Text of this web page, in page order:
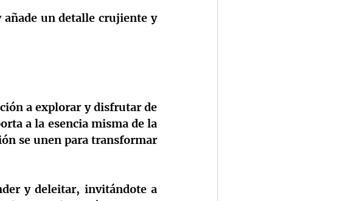
añade un detalle crujiente y
a explorar y disfrutar de
a la esencia misma de la
se unen para transformar
y deleitar, invitándote a